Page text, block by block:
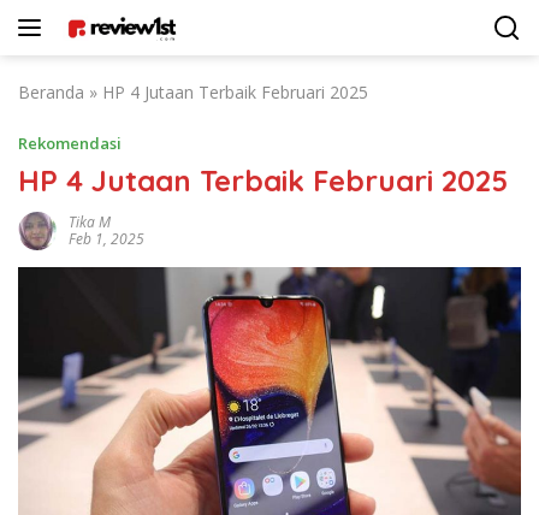
Beranda » HP 4 Jutaan Terbaik Februari 2025
Rekomendasi
HP 4 Jutaan Terbaik Februari 2025
Tika M
Feb 1, 2025